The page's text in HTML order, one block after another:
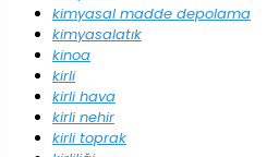
kimyasal madde depolama
kimyasalatık
kinoa
kirli
kirli hava
kirli nehir
kirli toprak